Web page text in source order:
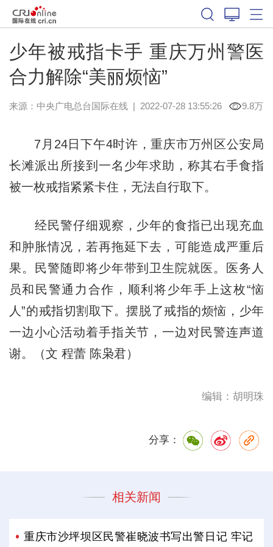
少年被戒指卡手 重庆万州警医
合力解除“美丽烦恼”
来源： 中央广电总台国际在线| 2022-07-28 13:55:26 9.8万
7月24日下午4时许，重庆市万州区公安局
长滩派出所接到一名少年求助，称其右手食指
被一枚戒指紧紧卡住，无法自行取下。
经民警仔细观察，少年的食指已出现充血
和肿胀情况，若再拖延下去，可能造成严重后
果。民警随即将少年带到卫生院就医。医务人
员和民警通力合作，顺利将少年手上这枚“恼
人”的戒指切割取下。摆脱了戒指的烦恼，少年
一边小心活动着手指关节，一边对民警连声道
谢。（文 程蕾 陈枭君）
编辑：胡明珠
分享：
相关新闻
重庆市沙坪坝区民警崔晓波书写出警日记 牢记